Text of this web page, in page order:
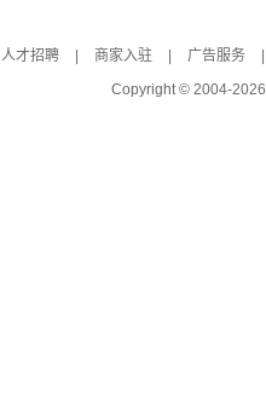
人才招聘 商家入驻 广告服务
Copyright © 2004-2026